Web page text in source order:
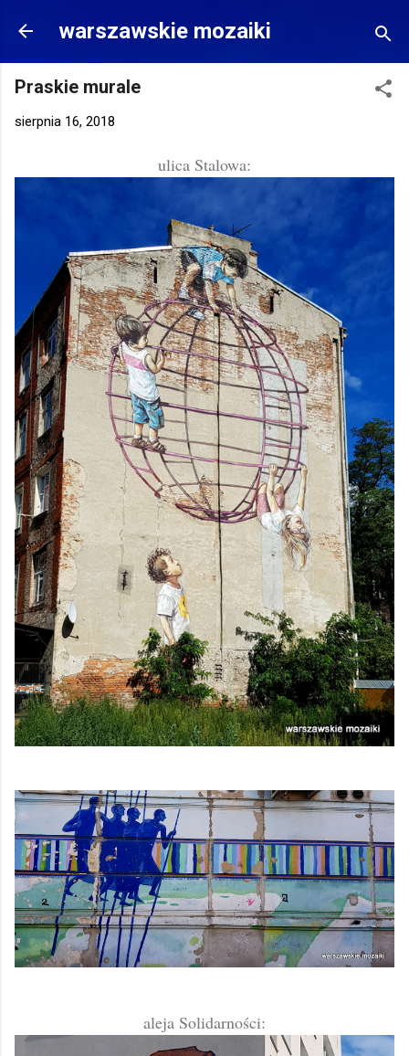
Przejdź do głównej zawartości
warszawskie mozaiki
Praskie murale
sierpnia 16, 2018
ulica Stalowa:
aleja Solidarności: